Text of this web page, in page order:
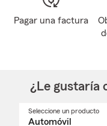
Pagar una factura
¿Le gustaría
Seleccione un producto